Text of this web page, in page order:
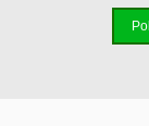
ENVÍOS Y